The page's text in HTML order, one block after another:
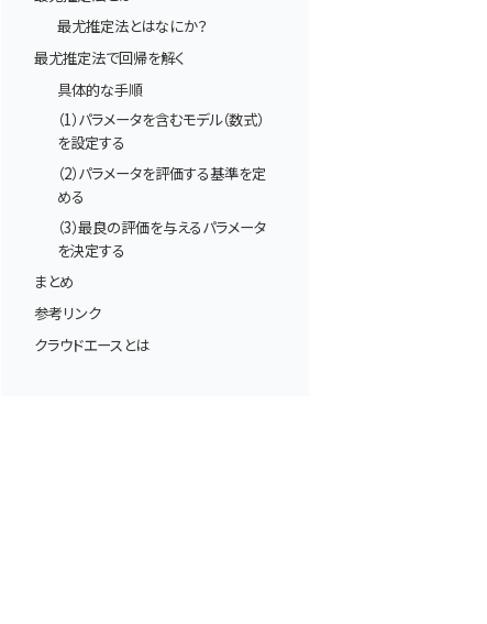
最尤推定法とはなにか？
最尤推定法で回帰を解く
具体的な手順
（1）パラメータを含むモデル（数式）
を設定する
（2）パラメータを評価する基準を定
める
（3）最良の評価を与えるパラメータ
を決定する
まとめ
参考リンク
クラウドエースとは